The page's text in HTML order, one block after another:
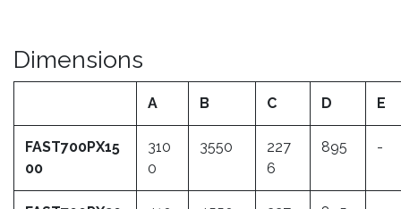
Dimensions
A B C D E
FAST700PX15
00
310
0
3550
227
6
895 -